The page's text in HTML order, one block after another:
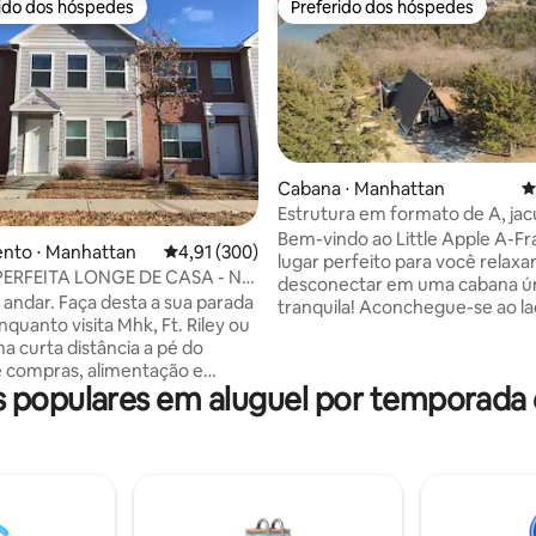
de 5, 423 avaliações
preferidos dos hóspedes
dos hóspedes
⋅ Manhattan 4,91 de uma avaliação média de 5, 300
4,91 (300)
LONGE DE CASA - Nº
a sua parada
visita Mhk, Ft. Riley ou
curta distância a pé do
alimentação e
Perfeito para
negócios ou
com espaço para
Preferido dos hóspedes
Preferido dos hóspedes
Cabana ⋅ Manhattan
Estrutura em formato de A,
lareira externa, sala de jogos,
estimação permitidos
Bem-vindo ao Little Apple A-
lugar perfeito para você
desconectar em uma cabana
tranquila! Aconchegue-se ao
uma escapada romântica ou
qualidade em família, você vai
privativa! ✲ Fogueira no
em aluguel por temporada